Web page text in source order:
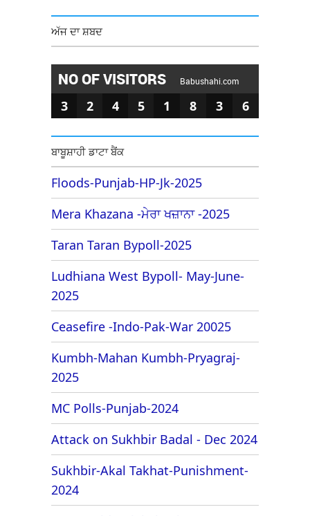
ਅੱਜ ਦਾ ਸ਼ਬਦ
NO OF VISITORS Babushahi.com
3 2 4 5 1 8 3 6
ਬਾਬੂਸ਼ਾਹੀ ਡਾਟਾ ਬੈਂਕ
Floods-Punjab-HP-Jk-2025
Mera Khazana -ਮੇਰਾ ਖਜ਼ਾਨਾ -2025
Taran Taran Bypoll-2025
Ludhiana West Bypoll- May-June-
2025
Ceasefire -Indo-Pak-War 20025
Kumbh-Mahan Kumbh-Pryagraj-
2025
MC Polls-Punjab-2024
Attack on Sukhbir Badal - Dec 2024
Sukhbir-Akal Takhat-Punishment-
2024